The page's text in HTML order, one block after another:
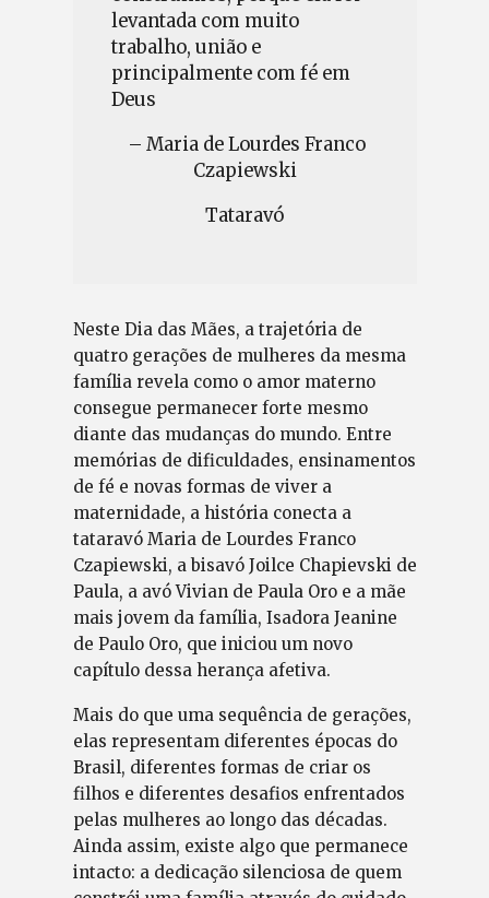
levantada com muito
trabalho, união e
principalmente com fé em
Deus
– Maria de Lourdes Franco
Czapiewski
Tataravó
Neste Dia das Mães, a trajetória de
quatro gerações de mulheres da mesma
família revela como o amor materno
consegue permanecer forte mesmo
diante das mudanças do mundo. Entre
memórias de dificuldades, ensinamentos
de fé e novas formas de viver a
maternidade, a história conecta a
tataravó Maria de Lourdes Franco
Czapiewski, a bisavó Joilce Chapievski de
Paula, a avó Vivian de Paula Oro e a mãe
mais jovem da família, Isadora Jeanine
de Paulo Oro, que iniciou um novo
capítulo dessa herança afetiva.
Mais do que uma sequência de gerações,
elas representam diferentes épocas do
Brasil, diferentes formas de criar os
filhos e diferentes desafios enfrentados
pelas mulheres ao longo das décadas.
Ainda assim, existe algo que permanece
intacto: a dedicação silenciosa de quem